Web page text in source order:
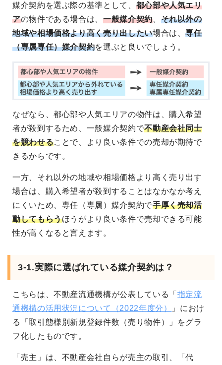
媒介契約を選ぶ際の基準として、 都心部や人気エリ
アの物件である場合は、一般媒介契約、 それ以外の
地域や相場価格より高く売り出したい場合は、専任
（専属専任）媒介契約を選ぶと良いでしょう。
なぜなら、都心部や人気エリアの物件は、購入希望
者が殺到するため、一般媒介契約で不動産会社同士
を競わせることで、より良い条件での売却が期待で
きるからです。
一方、それ以外の地域や相場価格より高く売り出す
場合は、購入希望者が殺到することはなかなか考え
にくいため、専任（専属）媒介契約で手厚く売却活
動してもらうほうがより良い条件で売却できる可能
性が高くなると言えます。
3-1.実際に選ばれている媒介契約は？
こちらは、不動産流通機構が公表している「 指定流
通機構の活用状況について（2022年度分）
」におけ
る「取引態様別新規登録件数（売り物件）」をグラ
フ化したものです。
「売主」は、不動産会社自らが売主の取引、「代